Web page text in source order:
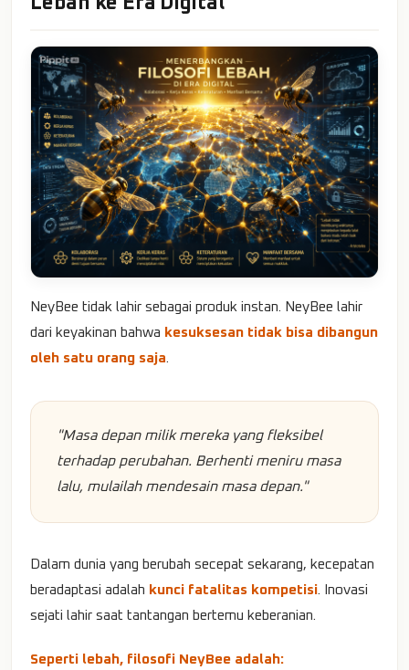
NeyBee tidak lahir sebagai produk instan. NeyBee lahir
dari keyakinan bahwa kesuksesan tidak bisa dibangun
oleh satu orang saja
"Masa depan milik mereka yang fleksibel
terhadap perubahan. Berhenti meniru masa
lalu, mulailah mendesain masa depan."
Dalam dunia yang berubah secepat sekarang, kecepatan
beradaptasi adalah kunci fatalitas kompetisi . Inovasi
sejati lahir saat tantangan bertemu keberanian.
Seperti lebah, filosofi NeyBee adalah: